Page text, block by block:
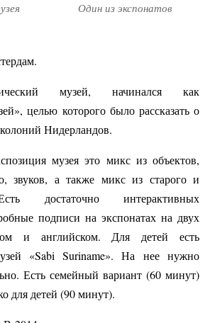
Один из экспонатов
музей, начинался как
целью которого было рассказать о
Нидерландов.
музея это микс из объектов,
звуков, а также микс из старого и
достаточно интерактивных
подписи на экспонатах на двух
и английском. Для детей есть
«Sabi Suriname». На нее нужно
Есть семейный вариант (60 минут)
для детей (90 минут).